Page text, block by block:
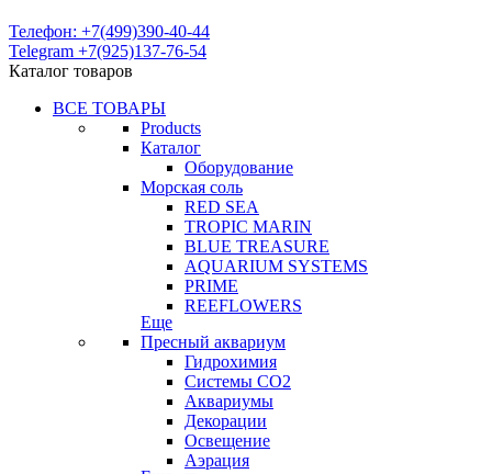
Телефон: +7(499)390-40-44
Telegram +7(925)137-76-54
Каталог товаров
ВСЕ ТОВАРЫ
Products
Каталог
Оборудование
Морская соль
RED SEA
TROPIC MARIN
BLUE TREASURE
AQUARIUM SYSTEMS
PRIME
REEFLOWERS
Еще
Пресный аквариум
Гидрохимия
Системы СО2
Аквариумы
Декорации
Освещение
Аэрация